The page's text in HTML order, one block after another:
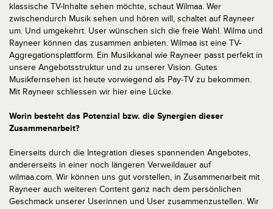
klassische TV-Inhalte sehen möchte, schaut Wilmaa. Wer
zwischendurch Musik sehen und hören will, schaltet auf Rayneer
um. Und umgekehrt. User wünschen sich die freie Wahl. Wilma und
Rayneer können das zusammen anbieten. Wilmaa ist eine TV-
Aggregationsplattform. Ein Musikkanal wie Rayneer passt perfekt in
unsere Angebotsstruktur und zu unserer Vision. Gutes
Musikfernsehen ist heute vorwiegend als Pay-TV zu bekommen.
Mit Rayneer schliessen wir hier eine Lücke.
Worin besteht das Potenzial bzw. die Synergien dieser
Zusammenarbeit?
Einerseits durch die Integration dieses spannenden Angebotes,
andererseits in einer noch längeren Verweildauer auf
wilmaa.com. Wir können uns gut vorstellen, in Zusammenarbeit mit
Rayneer auch weiteren Content ganz nach dem persönlichen
Geschmack unserer Userinnen und User zusammenzustellen. Wir